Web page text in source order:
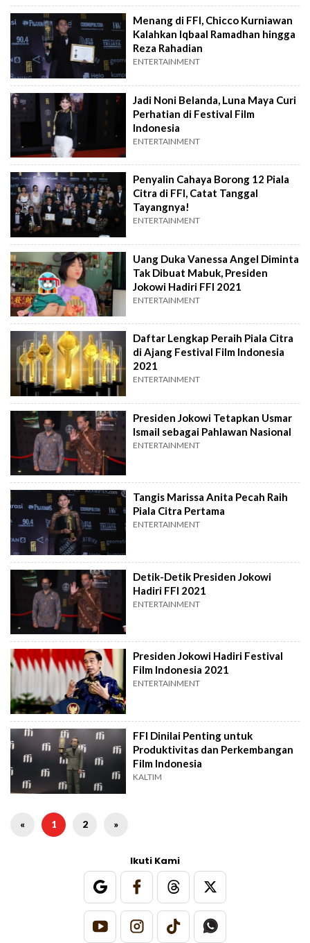
Menang di FFI, Chicco Kurniawan
Kalahkan Iqbaal Ramadhan hingga
Reza Rahadian
ENTERTAINMENT
Jadi Noni Belanda, Luna Maya Curi
Perhatian di Festival Film
Indonesia
ENTERTAINMENT
Penyalin Cahaya Borong 12 Piala
Citra di FFI, Catat Tanggal
Tayangnya!
ENTERTAINMENT
Uang Duka Vanessa Angel Diminta
Tak Dibuat Mabuk, Presiden
Jokowi Hadiri FFI 2021
ENTERTAINMENT
Daftar Lengkap Peraih Piala Citra
di Ajang Festival Film Indonesia
2021
ENTERTAINMENT
Presiden Jokowi Tetapkan Usmar
Ismail sebagai Pahlawan Nasional
ENTERTAINMENT
Tangis Marissa Anita Pecah Raih
Piala Citra Pertama
ENTERTAINMENT
Detik-Detik Presiden Jokowi
Hadiri FFI 2021
ENTERTAINMENT
Presiden Jokowi Hadiri Festival
Film Indonesia 2021
ENTERTAINMENT
FFI Dinilai Penting untuk
Produktivitas dan Perkembangan
Film Indonesia
KALTIM
« 1 2 »
Ikuti Kami